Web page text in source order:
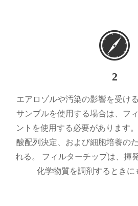
2
エアロゾルや汚染の影響を受け
サンプルを使用する場合は、フ
ントを使用する必要があります
酸配列決定、および細胞培養の
れる。 フィルターチップは、揮
化学物質を調剤するときに